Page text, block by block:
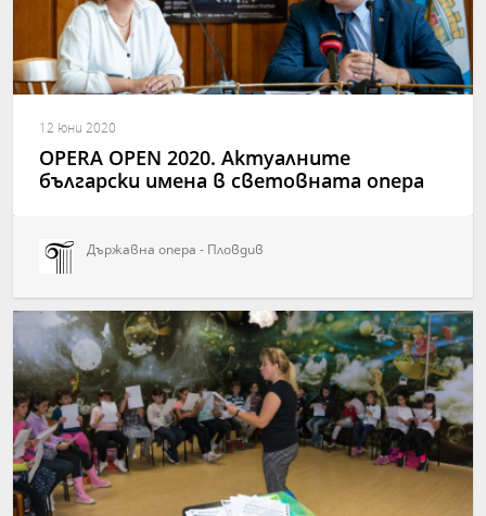
12 юни 2020
OPERA OPEN 2020. Актуалните
български имена в световната опера
Държавна опера - Пловдив